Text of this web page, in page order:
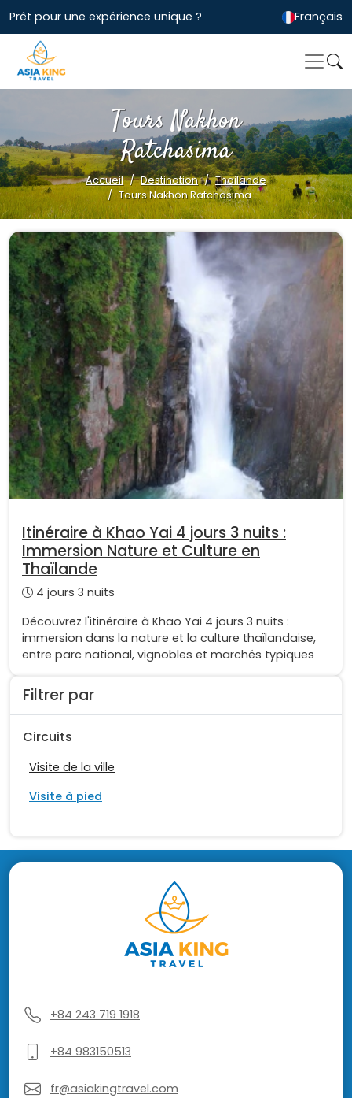
Prêt pour une expérience unique ? Français
Tours Nakhon
Ratchasima
Accueil Destination
Thailande
Tours Nakhon Ratchasima
Filtrer par
Circuits
Visite de la ville
Visite à pied
Itinéraire à Khao Yai 4 jours 3 nuits :
Immersion Nature et Culture en
Thaïlande
4 jours 3 nuits
Découvrez l'itinéraire à Khao Yai 4 jours 3 nuits :
immersion dans la nature et la culture thaïlandaise,
entre parc national, vignobles et marchés typiques
+84 243 719 1918
+84 983150513
fr@asiakingtravel.com